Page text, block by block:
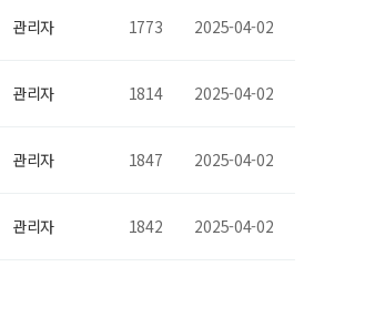
관리자 1773 2025-04-02
관리자 1814 2025-04-02
관리자 1847 2025-04-02
관리자 1842 2025-04-02